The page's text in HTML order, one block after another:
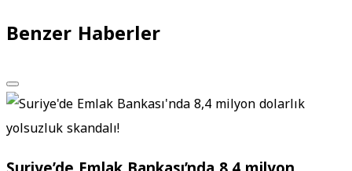
Benzer Haberler